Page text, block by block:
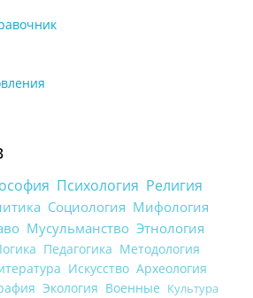
Психология Религия
Социология Мифология
Мусульманство Этнология
Педагогика Методология
Искусство Археология
Экология Военные Культура